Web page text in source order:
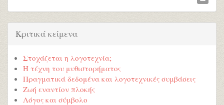
Κριτικά κείμενα
Στοχάζεται η λογοτεχνία;
Η τέχνη του μυθιστορήματος
Πραγματικά δεδομένα και λογοτεχνικές συμβάσεις
Ζωή εναντίον πλοκής
Λόγος και σύμβολο